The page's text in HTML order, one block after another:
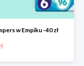
w Empiku -40 zł